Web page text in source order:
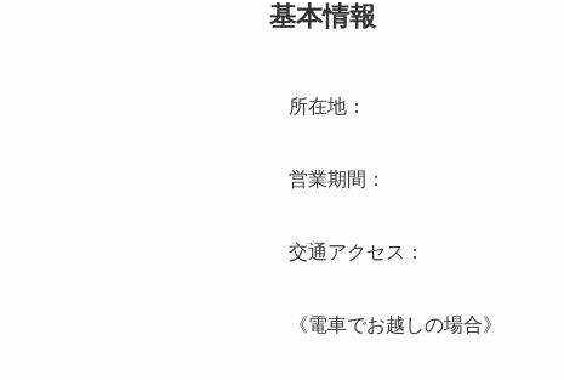
基本情報
所在地：
営業期間：
交通アクセス：
《電車でお越しの場合》